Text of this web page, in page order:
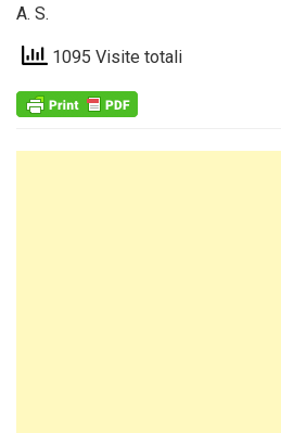
A. S.
1095 Visite totali